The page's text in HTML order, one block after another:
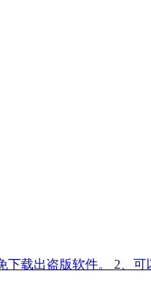
载出盗版软件。 2、